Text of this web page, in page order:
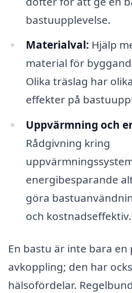
bastuupplevelse.
Materialval: Hjälp
material för
Olika träslag har
effekter på
Uppvärmning och
Rådgivning kring
energibesparande
göra
och kostnadseffektiv.
En bastu är inte bara en
avkoppling; den har
hälsofördelar.